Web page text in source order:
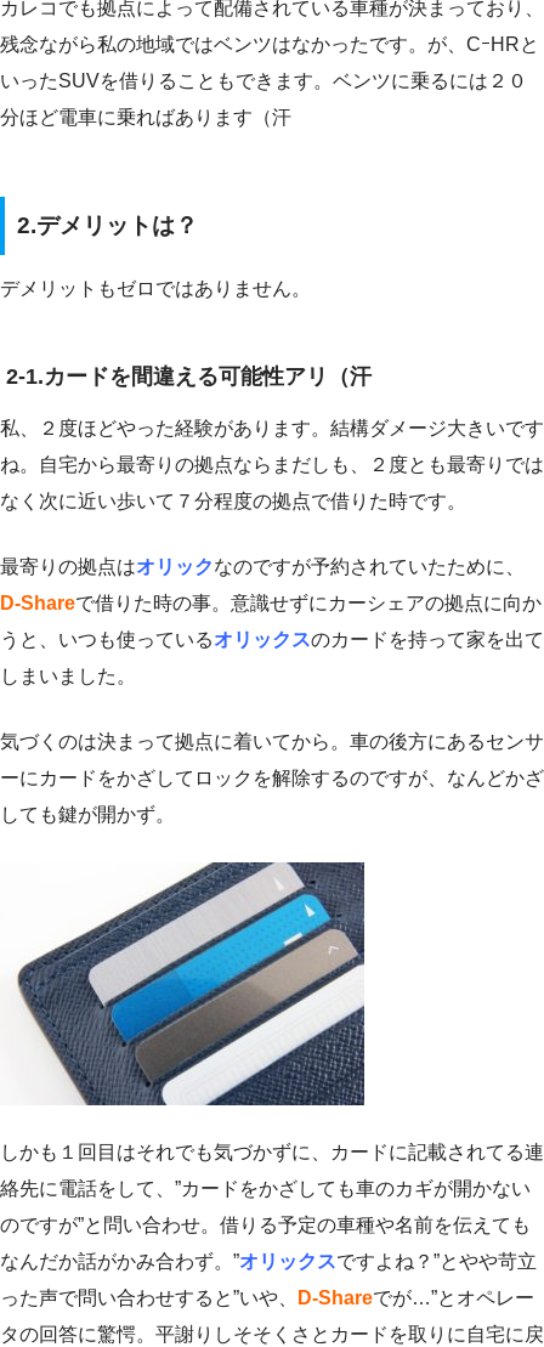
カレコでも拠点によって配備されている車種が決まっており、
残念ながら私の地域ではベンツはなかったです。が、CｰHRと
いったSUVを借りることもできます。ベンツに乗るには２０
分ほど電車に乗ればあります（汗
2.デメリットは？
デメリットもゼロではありません。
2-1.カードを間違える可能性アリ（汗
私、２度ほどやった経験があります。結構ダメージ大きいです
ね。自宅から最寄りの拠点ならまだしも、２度とも最寄りでは
なく次に近い歩いて７分程度の拠点で借りた時です。
最寄りの拠点はオリックなのですが予約されていたために、
D-Shareで借りた時の事。意識せずにカーシェアの拠点に向か
うと、いつも使っているオリックスのカードを持って家を出て
しまいました。
気づくのは決まって拠点に着いてから。車の後方にあるセンサ
ーにカードをかざしてロックを解除するのですが、なんどかざ
しても鍵が開かず。
しかも１回目はそれでも気づかずに、カードに記載されてる連
絡先に電話をして、”カードをかざしても車のカギが開かない
のですが”と問い合わせ。借りる予定の車種や名前を伝えても
なんだか話がかみ合わず。”オリックスですよね？”とやや苛立
った声で問い合わせすると”いや、
D-Shareでが…”とオペレー
タの回答に驚愕。平謝りしそそくさとカードを取りに自宅に戻